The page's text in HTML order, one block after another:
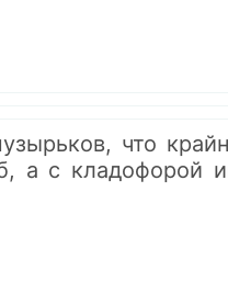
что
а с кладофорой